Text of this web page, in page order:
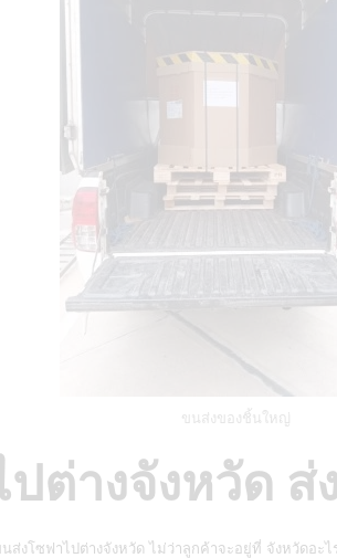
ขนส่งของชิ้นใหญ่
ปต่างจังหวัด
ส่งโซฟาไปต่างจังหวัด ไม่ว่าลูกค้าจะอยู่ที่ จังหวัดอะ